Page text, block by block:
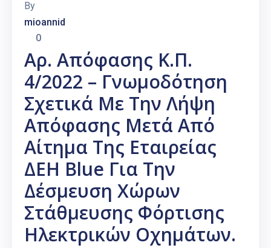
By
mioannid
0
Αρ. Απόφασης Κ.Π.
4/2022 – Γνωμοδότηση
Σχετικά Με Την Λήψη
Απόφασης Μετά Από
Αίτημα Της Εταιρείας
ΔΕΗ Blue Για Την
Δέσμευση Χώρων
Στάθμευσης Φόρτισης
Ηλεκτρικών Οχημάτων.